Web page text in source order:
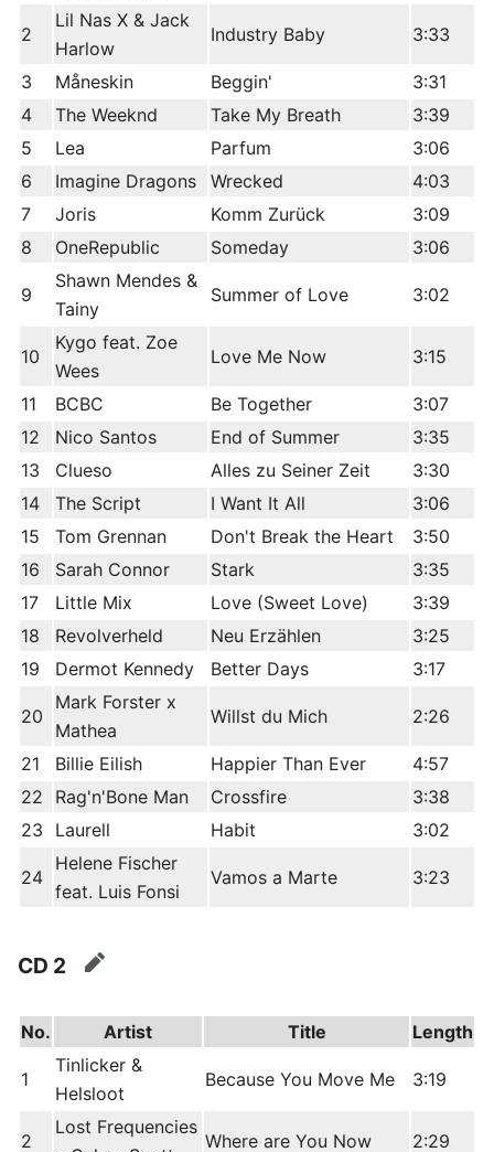
2
Lil Nas X & Jack
Harlow
Industry Baby 3:33
3 Måneskin Beggin'
3:31
4
The Weeknd Take My Breath
3:39
5
Lea Parfum
3:06
6
Imagine Dragons Wrecked
4:03
7
Joris Komm Zurück
3:09
8
OneRepublic Someday 3:06
9
Shawn Mendes &
Tainy
Summer of Love 3:02
10
Kygo feat. Zoe
Wees
Love Me Now 3:15
11 BCBC Be Together
3:07
12
Nico Santos End of Summer
3:35
13
Clueso Alles zu Seiner Zeit
3:30
14
The Script I Want It All
3:06
15
Tom Grennan Don't Break the Heart
3:50
16
Sarah Connor Stark
3:35
17
Little Mix Love (Sweet Love)
3:39
18
Revolverheld Neu Erzählen
3:25
19
Dermot Kennedy Better Days 3:17
20
Mark Forster x
Mathea
Willst du Mich 2:26
21 Billie Eilish Happier Than Ever
4:57
22
Rag'n'Bone Man Crossfire
3:38
23
Laurell Habit 3:02
24
Helene Fischer
feat. Luis Fonsi
Vamos a Marte 3:23
CD 2 edit
No. Artist Title Length
1
Tinlicker &
Helsloot
Because You Move Me 3:19
2
Lost Frequencies
Where are You Now 2:29